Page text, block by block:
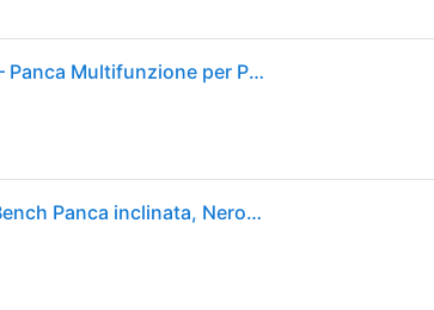
Tunturi UB60 Panca Pesi Regolabile – Panca Multifunzione per Palestra in Casa, Allenamento Forza, Struttura Robusta (Nero)
Tunturi UB60 Panca Palestra Utility Bench Panca inclinata, Nero, 1